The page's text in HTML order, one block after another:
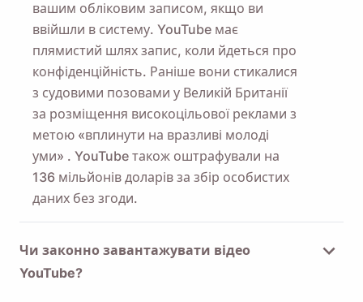
вашим обліковим записом, якщо ви
ввійшли в систему. YouTube має
плямистий шлях запис, коли йдеться про
конфіденційність. Раніше вони стикалися
з судовими позовами у Великій Британії
за розміщення високоцільової реклами з
метою «вплинути на вразливі молоді
уми» . YouTube також оштрафували на
136 мільйонів доларів за збір особистих
даних без згоди.
Чи законно завантажувати відео
YouTube?